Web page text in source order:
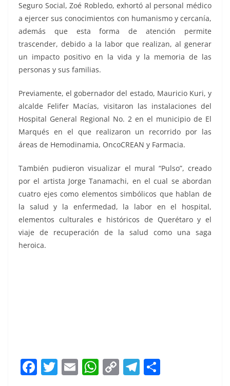
Seguro Social, Zoé Robledo, exhortó al personal médico
a ejercer sus conocimientos con humanismo y cercanía,
además que esta forma de atención permite
trascender, debido a la labor que realizan, al generar
un impacto positivo en la vida y la memoria de las
personas y sus familias.
Previamente, el gobernador del estado, Mauricio Kuri, y
alcalde Felifer Macías, visitaron las instalaciones del
Hospital General Regional No. 2 en el municipio de El
Marqués en el que realizaron un recorrido por las
áreas de Hemodinamia, OncoCREAN y Farmacia.
También pudieron visualizar el mural “Pulso”, creado
por el artista Jorge Tanamachi, en el cual se abordan
cuatro ejes como elementos simbólicos que hablan de
la salud y la enfermedad, la labor en el hospital,
elementos culturales e históricos de Querétaro y el
viaje de recuperación de la salud como una saga
heroica.
F T E W C T